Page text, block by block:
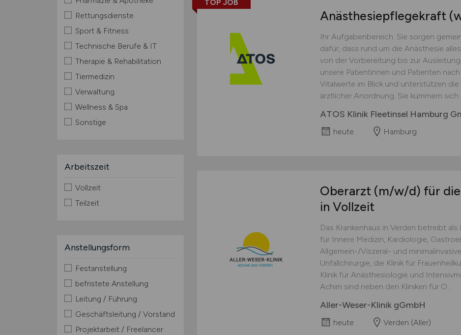
Rettungsdienste
Sport & Fitness
Technische Berufe & IT
Therapie & Rehabilitation
Tiermedizin
Verwaltung
Wellness & Spa
Sonstige
Arbeitszeit
Vollzeit
Teilzeit
Anstellungsform
Festanstellung
befristete Anstellung
Leitung / Führung
Geschäftsleitung / Vorstand
Projektarbeit / Freelancer
TOP JOB
Anästhesiepflegekraft
Ihr Aufgabenbereich: Sie sorgen
dafür, dass rund um die Anästhesie
von der Vorbereitung bis zur
unsere Patientinnen und Patienten
Vitalwerte im Blick und unterstützen
ärztlicher Anordnung. Sie kümmern sich
ATOS Klinik Fleetinsel Hamburg
heute Hamburg
Oberarzt (m/w/d) für
in Vollzeit
Das Krankenhaus in Verden betreibt
für Innere Medizin, Kardiologie,
Allgemein-/Viszeral- und
Unfallchirurgie, die Klinik für
Klinik für Anästhesiologie und
Achim sind neben den Kliniken für O...
Aller-Weser-Klinik gGmbH
heute Verden (Aller)